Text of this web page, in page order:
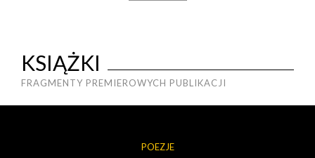
KSIĄŻKI
FRAGMENTY PREMIEROWYCH PUBLIKACJI
POEZJE